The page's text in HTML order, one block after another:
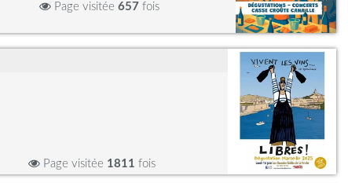
Page visitée 657 fois
Page visitée 1811 fois